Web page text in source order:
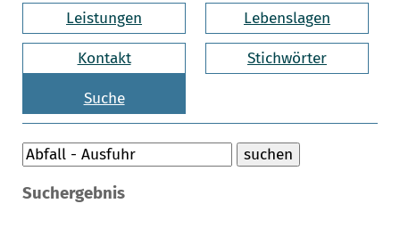
Leistungen Lebenslagen
Kontakt Stichwörter
Suche
Suchergebnis